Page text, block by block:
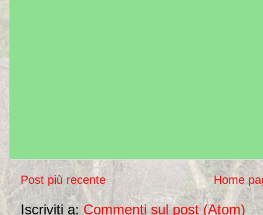
Post più recente Home
Iscriviti a:Commenti sul post (Atom)